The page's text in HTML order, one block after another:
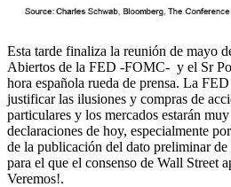
Esta tarde finaliza la reunión de mayo
Abiertos de la FED -FOMC- y el Sr
hora española rueda de prensa. La
justificar las ilusiones y compras de
particulares y los mercados estarán
declaraciones de hoy, especialmente
de la publicación del dato preliminar
para el que el consenso de Wall Street
Veremos!.